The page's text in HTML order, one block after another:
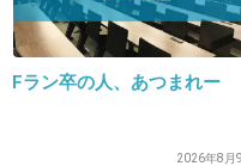
話聞くと優しいおじ
だよな（笑）
Fラン卒の人、あつまれー
2026年8月